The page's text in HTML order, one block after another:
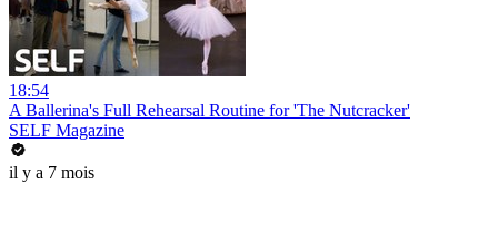
18:54
A Ballerina's Full Rehearsal Routine for 'The Nutcracker'
SELF Magazine
il y a 7 mois